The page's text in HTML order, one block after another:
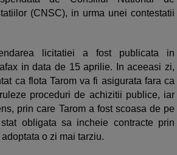
(CNSC), in urma unei contestatii
licitatiei a fost publicata in
in data de 15 aprilie. In aceeasi zi,
ca flota Tarom va fi asigurata fara ca
proceduri de achizitii publice, iar
prin care Tarom a fost scoasa de pe
obligata sa incheie contracte prin
o zi mai tarziu.